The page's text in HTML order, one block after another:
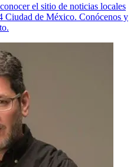
el sitio de noticias locales
Ciudad de México. Conócenos y